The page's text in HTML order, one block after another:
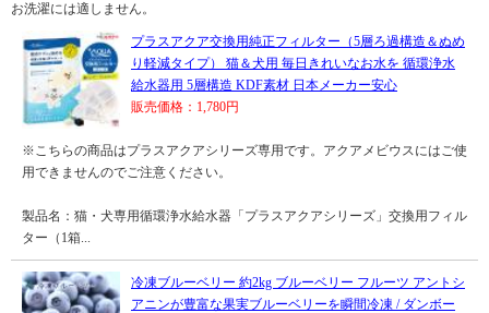
お洗濯には適しません。
プラスアクア交換用純正フィルター（5層ろ過構造＆ぬめ
り軽減タイプ） 猫＆犬用 毎日きれいなお水を 循環浄水
給水器用 5層構造 KDF素材 日本メーカー安心
販売価格：1,780円
※こちらの商品はプラスアクアシリーズ専用です。アクアメビウスにはご使
用できませんのでご注意ください。
製品名：猫・犬専用循環浄水給水器「プラスアクアシリーズ」交換用フィル
ター（1箱...
冷凍ブルーベリー 約2kg ブルーベリー フルーツ アントシ
アニンが豊富な果実ブルーベリーを瞬間冷凍 / ダンボー